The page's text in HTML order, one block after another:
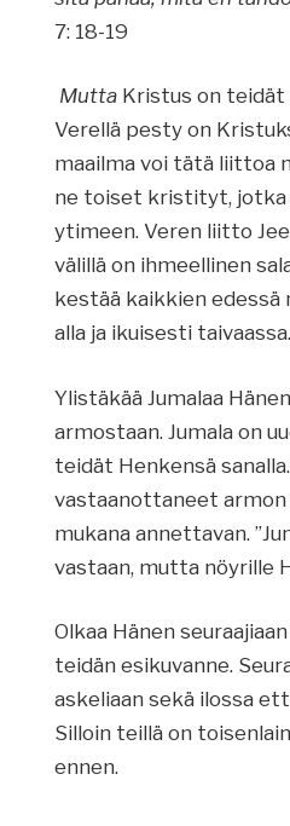
7: 18-19
Mutta Kristus on
Verellä pesty on
maailma voi tätä liittoa
ne toiset kristityt, jotka
ytimeen. Veren liitto
välillä on ihmeellinen
kestää kaikkien edessä
alla ja ikuisesti taivaassa.
Ylistäkää Jumalaa
armostaan. Jumala on
teidät Henkensä
vastaanottaneet armon
mukana annettavan.
vastaan, mutta nöyrille
Olkaa Hänen
teidän esikuvanne.
askeliaan sekä ilossa
Silloin teillä on
ennen.